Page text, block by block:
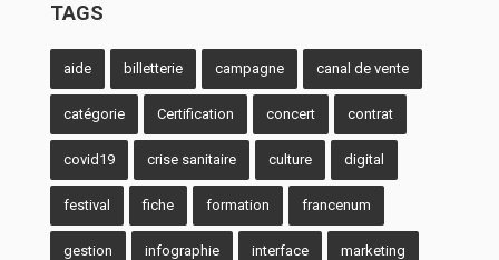
TAGS
aide billetterie campagne canal de vente
catégorie Certification concert contrat
covid19 crise sanitaire culture digital
festival fiche formation francenum
gestion infographie interface marketing